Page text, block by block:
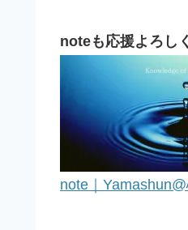
noteも応援よろし
note｜